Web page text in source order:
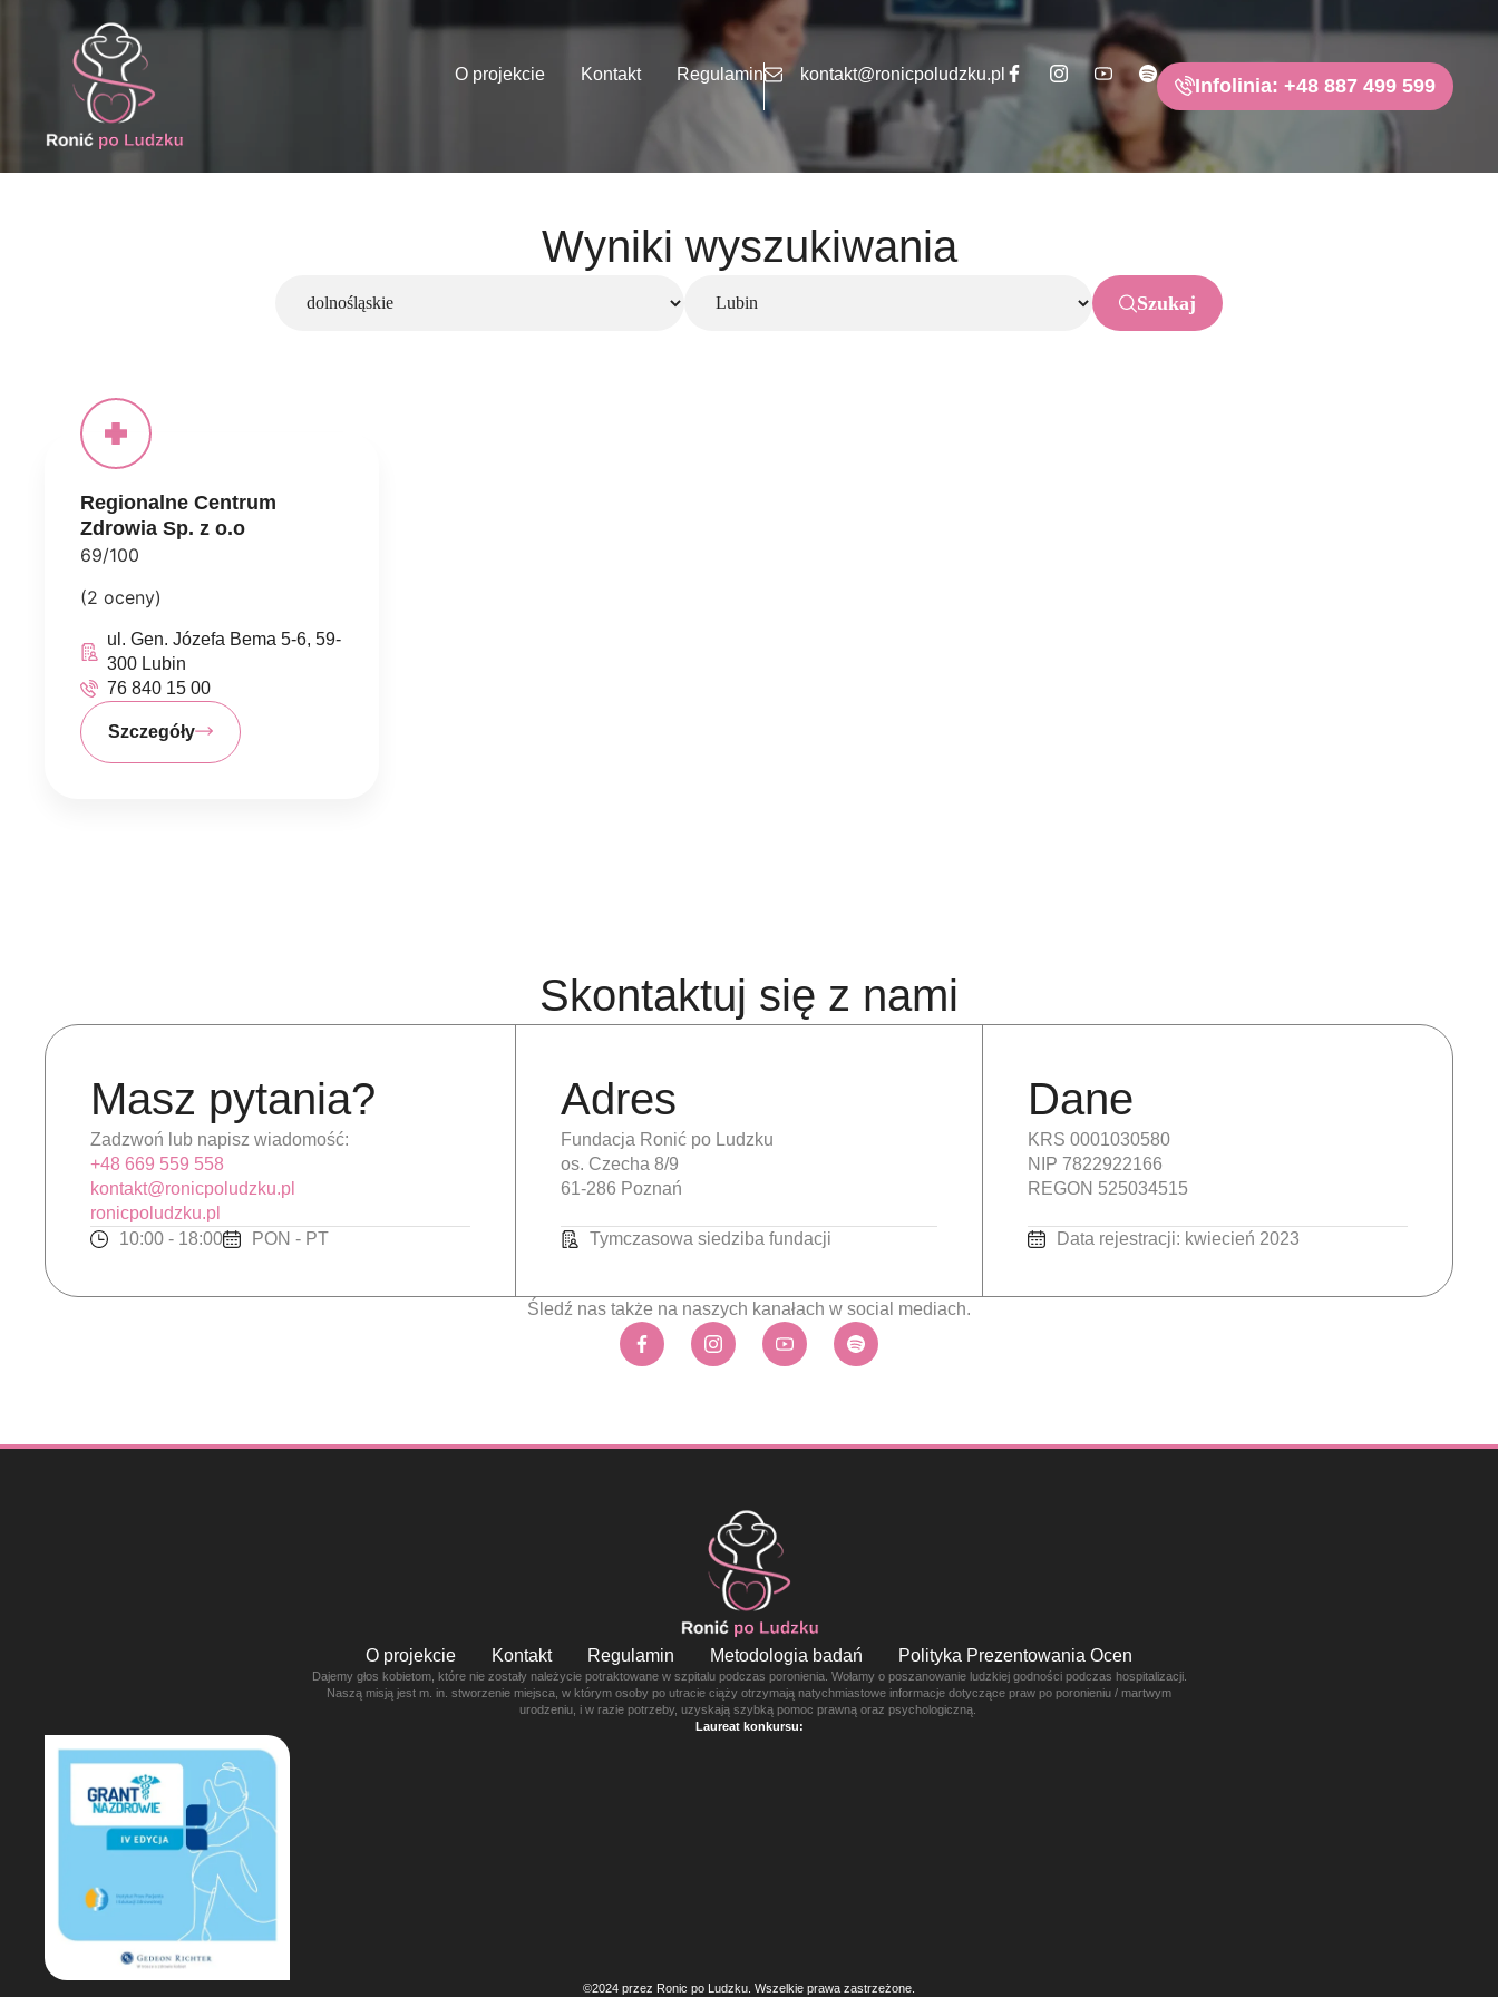
O projekcie Kontakt Regulamin kontakt@ronicpoludzku.pl
Infolinia: +48 887 499 599
Wyniki wyszukiwania
Szukaj
Regionalne Centrum
Zdrowia Sp. z o.o
69/100
(2 oceny)
ul. Gen. Józefa Bema 5-6, 59-
300 Lubin
76 840 15 00
Szczegóły
Skontaktuj się z nami
Masz pytania?
Zadzwoń lub napisz wiadomość:
+48 669 559 558
kontakt@ronicpoludzku.pl
ronicpoludzku.pl
10:00 - 18:00
PON - PT
Adres
Fundacja Ronić po Ludzku
os. Czecha 8/9
61-286 Poznań
Tymczasowa siedziba fundacji
Dane
KRS 0001030580
NIP 7822922166
REGON 525034515
Data rejestracji: kwiecień 2023
Śledź nas także na naszych kanałach w social mediach.
O projekcie Kontakt Regulamin Metodologia badań Polityka Prezentowania Ocen
Dajemy głos kobietom, które nie zostały należycie potraktowane w szpitalu podczas poronienia. Wołamy o poszanowanie ludzkiej godności podczas hospitalizacji.
Naszą misją jest m. in. stworzenie miejsca, w którym osoby po utracie ciąży otrzymają natychmiastowe informacje dotyczące praw po poronieniu / martwym
urodzeniu, i w razie potrzeby, uzyskają szybką pomoc prawną oraz psychologiczną.
Laureat konkursu:
©2024 przez Ronic po Ludzku. Wszelkie prawa zastrzeżone.